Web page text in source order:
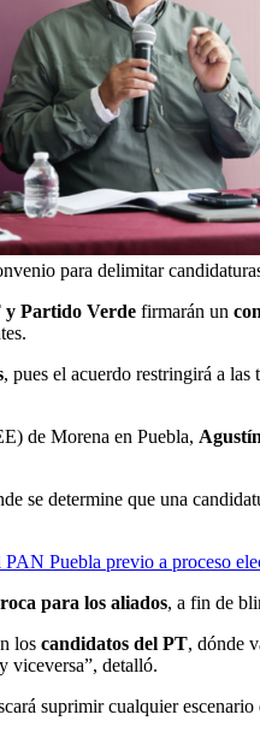
para delimitar
y Partido Verde firmarán un
, pues el acuerdo restringirá a las
de Morena en Puebla,
se determine que una
Puebla previo a proceso
para los aliados, a fin de
los candidatos del PT, dónde
viceversa”, detalló.
suprimir cualquier escenario